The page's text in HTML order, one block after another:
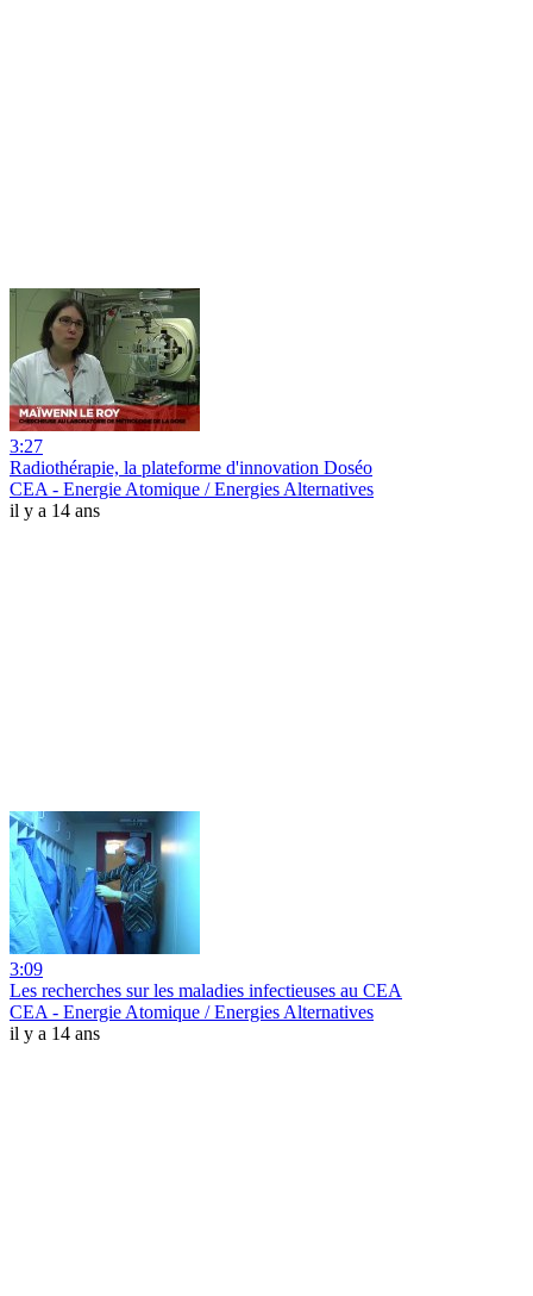
3:27
Radiothérapie, la plateforme d'innovation Doséo
CEA - Energie Atomique / Energies Alternatives
il y a 14 ans
3:09
Les recherches sur les maladies infectieuses au CEA
CEA - Energie Atomique / Energies Alternatives
il y a 14 ans